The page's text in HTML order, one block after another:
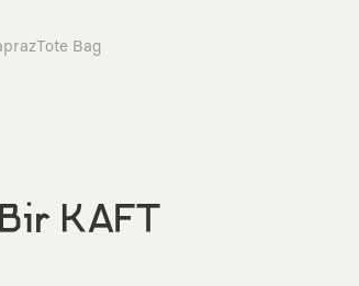
Tote Bag
KAFT